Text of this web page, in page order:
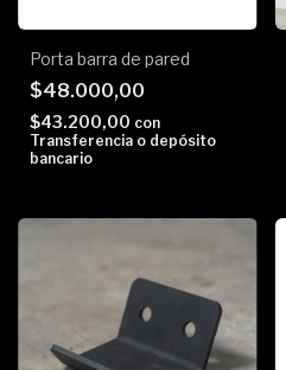
Porta barra de pared
$48.000,00
$43.200,00 con
Transferencia o depósito
bancario